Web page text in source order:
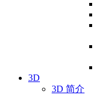
3D
3D 简介